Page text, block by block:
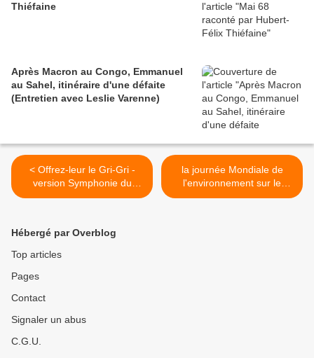
Thiéfaine
Après Macron au Congo, Emmanuel
au Sahel, itinéraire d'une défaite
(Entretien avec Leslie Varenne)
< Offrez-leur le Gri-Gri -
version Symphonie du
Nouveau Monde
la journée Mondiale de
l'environnement sur le
thème de Rio + 20 ...du 24
Hébergé par Overblog
Top articles
Pages
Contact
Signaler un abus
C.G.U.